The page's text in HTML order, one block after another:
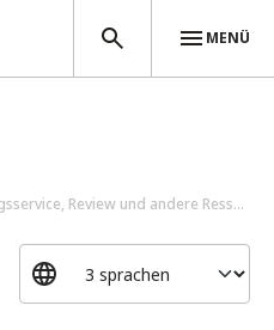
MENÜ
Review und andere Ress...